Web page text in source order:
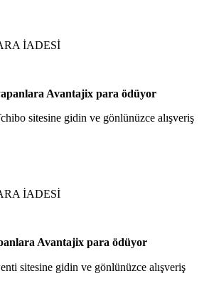
İADESİ
Avantajix para ödüyor
sitesine gidin ve gönlünüzce alışveriş
İADESİ
Avantajix para ödüyor
sitesine gidin ve gönlünüzce alışveriş